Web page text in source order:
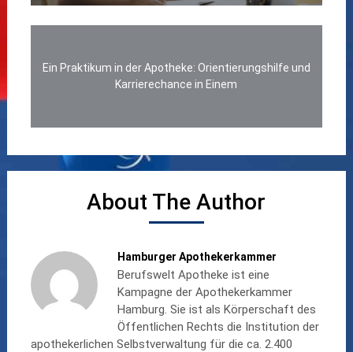
Ein Praktikum in der Apotheke: Orientierungshilfe und
Karrierechance in Einem
About The Author
Hamburger Apothekerkammer
Berufswelt Apotheke ist eine
Kampagne der Apothekerkammer
Hamburg. Sie ist als Körperschaft des
Öffentlichen Rechts die Institution der
apothekerlichen Selbstverwaltung für die ca. 2.400